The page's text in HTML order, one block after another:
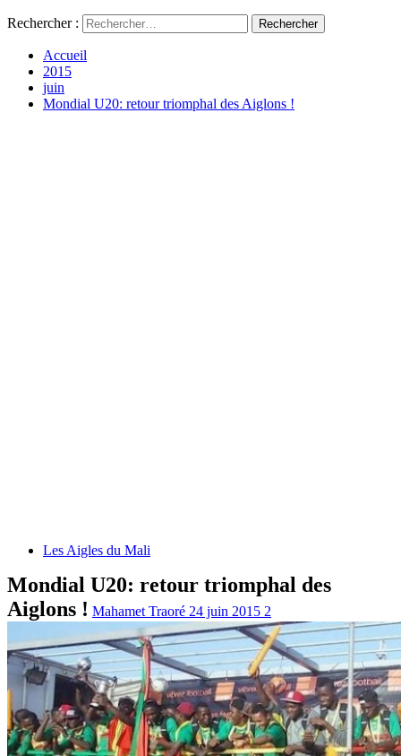
Rechercher :
Accueil
2015
juin
Mondial U20: retour triomphal des Aiglons !
Les Aigles du Mali
Mondial U20: retour triomphal des
Aiglons ! Mahamet Traoré 24 juin 2015 2